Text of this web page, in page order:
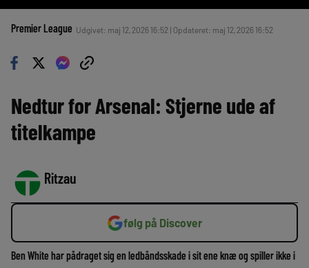
Premier League Udgivet: maj 12, 2026 16:52 | Opdateret: maj 12, 2026 16:52
Nedtur for Arsenal: Stjerne ude af
titelkampe
Ritzau
følg på Discover
Ben White har pådraget sig en ledbåndsskade i sit ene knæ og spiller ikke i